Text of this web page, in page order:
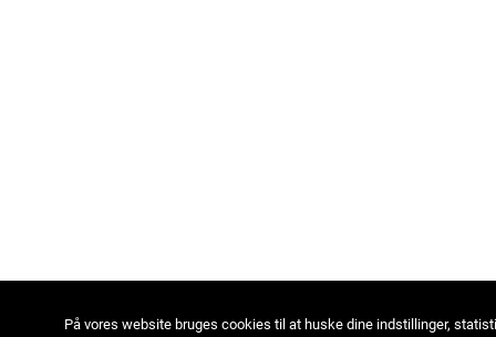
På vores website bruges cookies til at huske dine indstillinger,